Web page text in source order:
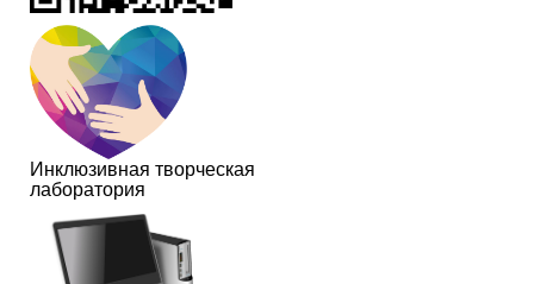
Инклюзивная творческая
лаборатория